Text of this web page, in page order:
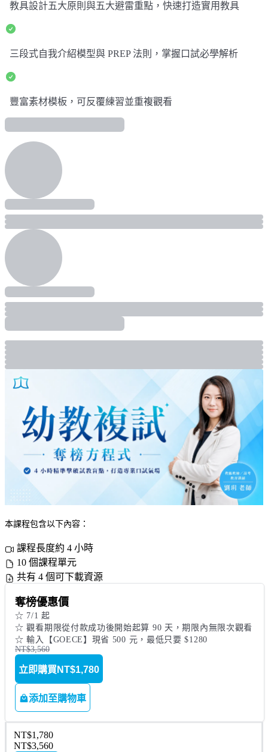
教具設計五大原則與五大避雷重點，快速打造實用教具
三段式自我介紹模型與 PREP 法則，掌握口試必學解析
豐富素材模板，可反覆練習並重複觀看
本課程包含以下內容：
課程長度約 4 小時
10 個課程單元
共有 4 個可下載資源
奪榜優惠價
☆ 7/1 起
☆ 觀看期限從付款成功後開始起算 90 天，期限內無限次觀看
☆ 輸入【GOECE】現省 500 元，最低只要 $1280
NT$3,560
立即購買 NT$1,780
添加至購物車
NT$1,780
NT$3,560